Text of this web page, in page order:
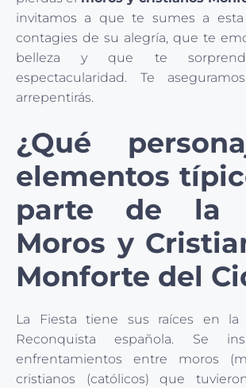
invitamos a que te sumes a
contagies de su alegría, que te
belleza y que te
espectacularidad. Te
arrepentirás.
¿Qué
elementos
parte de la
Moros y
Monforte del
La Fiesta tiene sus raíces en
Reconquista española. Se
enfrentamientos entre moros
cristianos (católicos) que